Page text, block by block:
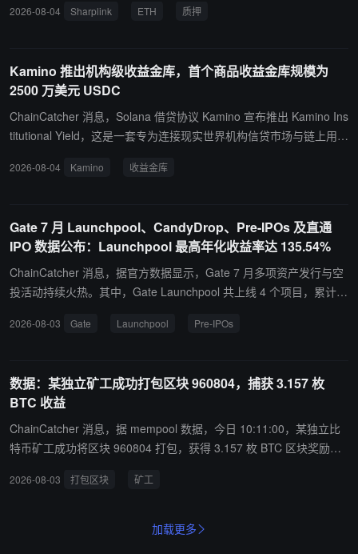
资本市场的重要组成部分。
417 枚 ETH。
2026-08-04 Sharplink ETH 质押
Kamino 推出机构级收益金库，首个商品收益金库规模为
2500 万美元 USDC
ChainCatcher 消息，Solana 借贷协议 Kamino 宣布推出 Kamino Ins
titutional Yield，这是一套专为连接现实世界机构信贷市场与链上用户
odity Yield（商品收益金库）现已上线，初始存款规模为 2500 万美
基金结构开展链下借贷业务，具备严格的借贷标准与持续的投资组合
透明度。用户存入 USDC 可获得 kicUSDC，资金部署至短期商品贷
款，贷款以实物商品和 / 或一级银行托管现金全额抵押。
2026-08-04 Kamino 收益金库
Gate 7 月 Launchpool、CandyDrop、Pre-IPOs 及直通
IPO 数据公布：Launchpool 最高年化收益率达 135.54%
ChainCatcher 消息，据官方数据显示，Gate 7 月多项资产发行与空
投活动持续火热。其中，Gate Launchpool 共上线 4 个项目，累计质
CandyDrop 共上线 4 个项目。此外，Gate Pre-IPOs 上线 OpenAI
台，支持 GT、BTC、ETH、USDT、GUSD 等多种代币质押，每小
时发放新币空投收益，帮助用户以低门槛参与优质项目。Gate Cand
yDrop 采用创新“任务驱动”模式，用户可通过完成交易、充值、邀请
好友等多样化任务获取“糖果”，并兑换优质代币空投。 Gate Pre-IPO
展用户参与热门 IPO 项目的投资渠道，持续丰富平台一级市场资产生
2026-08-03 Gate Launchpool Pre-IPOs
数据：某独立矿工成功打包区块 960804，捕获 3.157 枚
BTC 收益
ChainCatcher 消息，据 mempool 数据，今日 10:11:00，某独立比
特币矿工成功将区块 960804 打包，获得 3.157 枚 BTC 区块奖励，
2026-08-03 打包区块 矿工
加载更多